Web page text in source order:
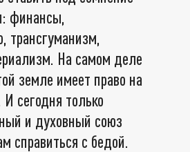
финансы,
трансгуманизм,
На самом деле
земле имеет право на
сегодня только
и духовный союз
справиться с бедой.